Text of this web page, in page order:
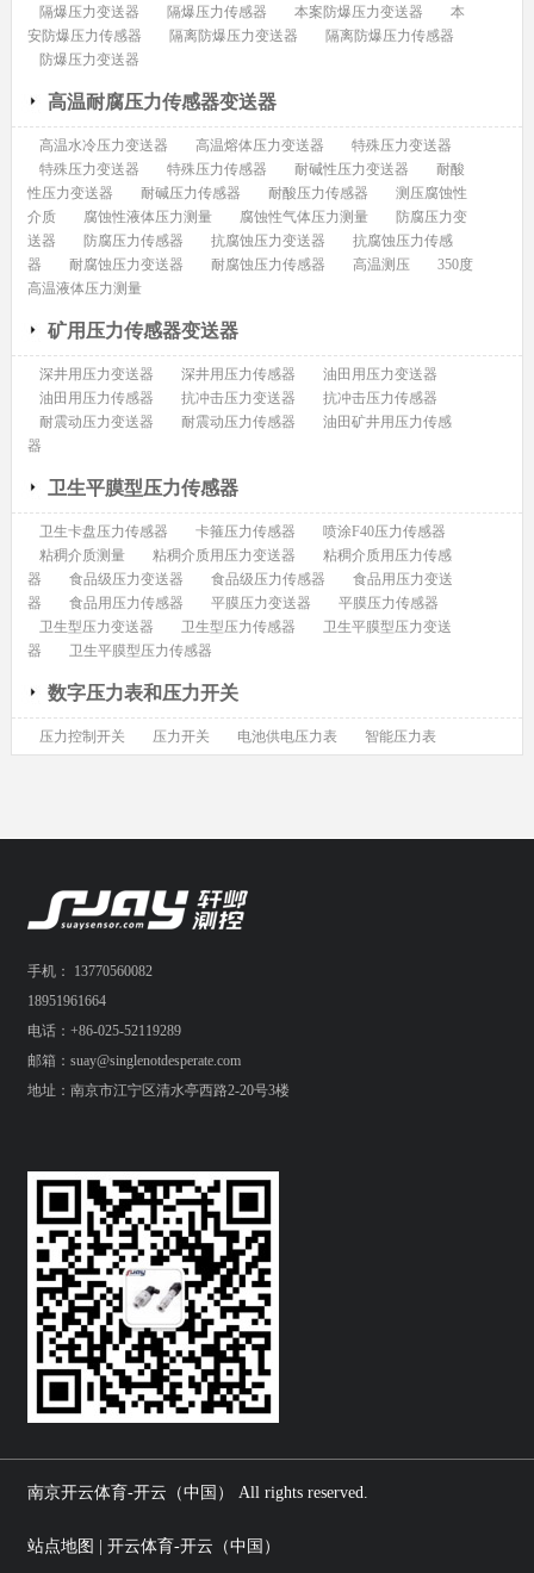
隔爆压力变送器
隔爆压力传感器 本案防爆压力变送器
本
安防爆压力传感器
隔离防爆压力变送器
隔离防爆压力传感器
防爆压力变送器
高温耐腐压力传感器变送器
高温水冷压力变送器 高温熔体压力变送器
特殊压力变送器
特殊压力变送器
特殊压力传感器 耐碱性压力变送器
耐酸
性压力变送器
耐碱压力传感器 耐酸压力传感器
测压腐蚀性
介质
腐蚀性液体压力测量 腐蚀性气体压力测量
防腐压力变
送器
防腐压力传感器 抗腐蚀压力变送器
抗腐蚀压力传感
器
耐腐蚀压力变送器 耐腐蚀压力传感器 高温测压
350度
高温液体压力测量
矿用压力传感器变送器
深井用压力变送器 深井用压力传感器
油田用压力变送器
油田用压力传感器
抗冲击压力变送器
抗冲击压力传感器
耐震动压力变送器
耐震动压力传感器
油田矿井用压力传感
器
卫生平膜型压力传感器
卫生卡盘压力传感器 卡箍压力传感器
喷涂F40压力传感器
粘稠介质测量
粘稠介质用压力变送器
粘稠介质用压力传感
器
食品级压力变送器 食品级压力传感器
食品用压力变送
器
食品用压力传感器 平膜压力变送器
平膜压力传感器
卫生型压力变送器
卫生型压力传感器
卫生平膜型压力变送
器
卫生平膜型压力传感器
数字压力表和压力开关
压力控制开关 压力开关 电池供电压力表 智能压力表
手机： 13770560082
18951961664
电话：+86-025-52119289
邮箱：suay@singlenotdesperate.com
地址：南京市江宁区清水亭西路2-20号3楼
南京开云体育-开云（中国） All rights reserved.
站点地图 | 开云体育-开云（中国）